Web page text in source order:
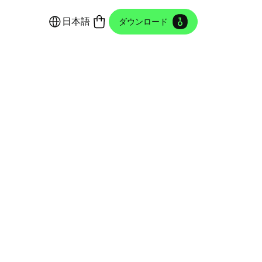
日本語 ダウンロード